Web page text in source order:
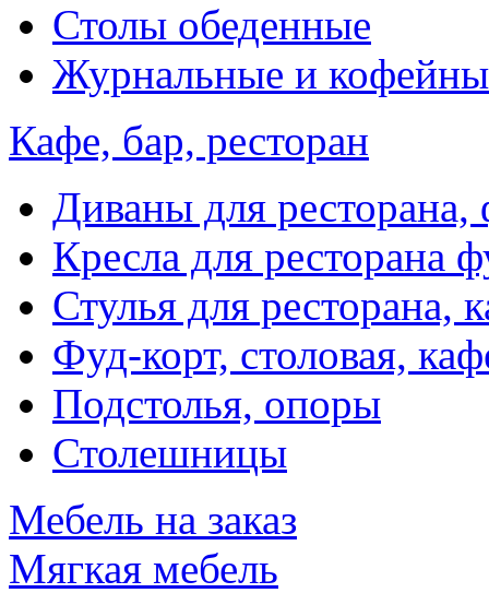
Столы обеденные
Журнальные и
Кафе, бар, ресторан
Диваны для ресторана,
Кресла для ресторана
Стулья для ресторана,
Фуд-корт, столовая,
Подстолья, опоры
Столешницы
Мебель на заказ
Мягкая мебель